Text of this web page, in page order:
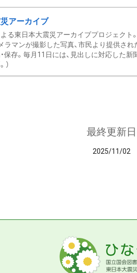
アーカイブ
る東日本大震災アーカイブプロジェクト
ラマンが撮影した写真、市民より提供さ
保存。毎月11日には、見出しに対応した
）
最終更新日
2025/11/02